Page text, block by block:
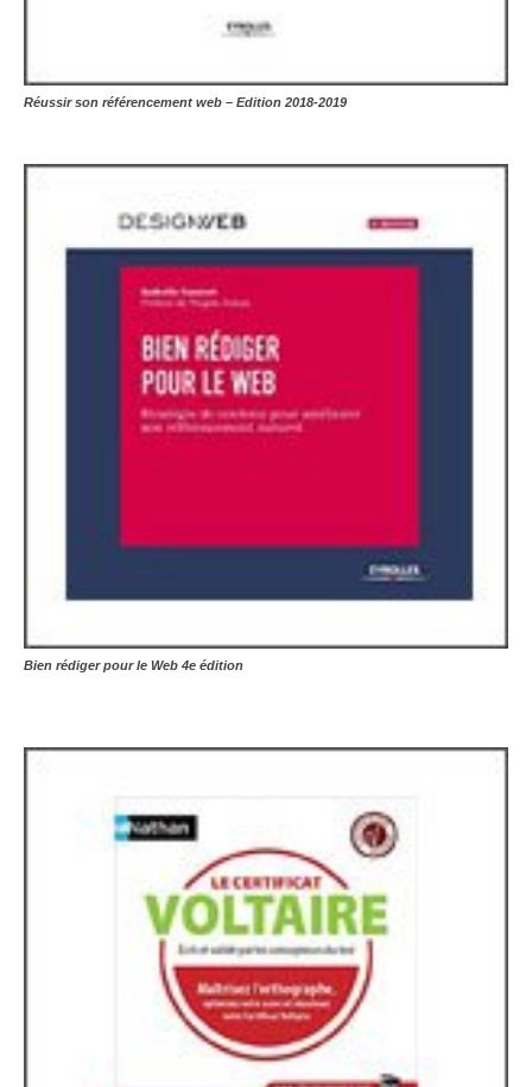
Réussir son référencement web – Edition 2018-2019
Bien rédiger pour le Web 4e édition